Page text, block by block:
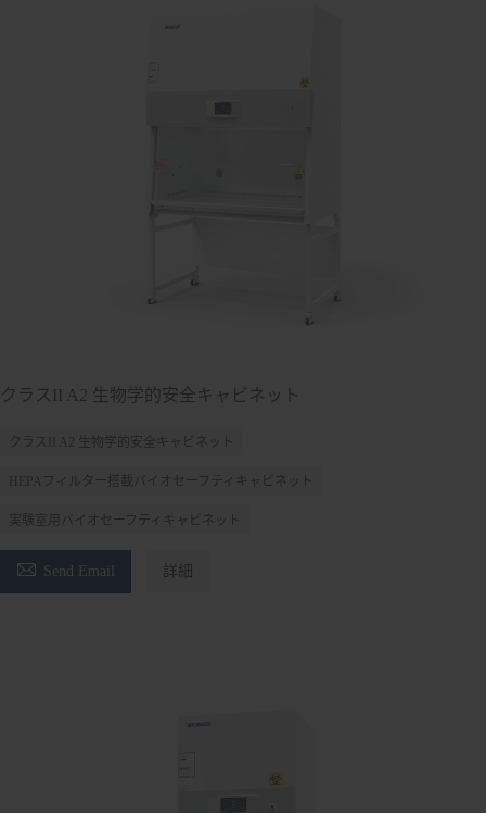
クラスII A2 生物学的安全キャビネット
クラスII A2 生物学的安全キャビネット
HEPAフィルター搭載バイオセーフティキャビネット
実験室用バイオセーフティキャビネット
 Send Email 詳細